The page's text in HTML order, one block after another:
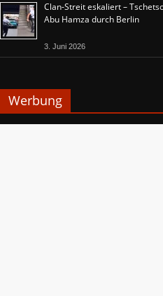
Clan-Streit eskaliert –
Abu Hamza durch Berlin
3. Juni 2026
Werbung